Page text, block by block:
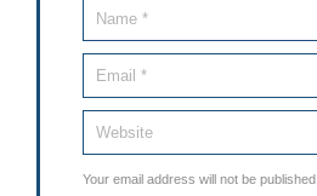
Your email address will not be published.